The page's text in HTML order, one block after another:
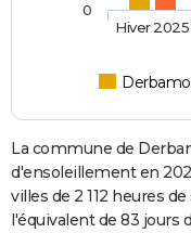
Hiver 2025
0
La commune de
d'ensoleillement en
villes de 2 112 heures de
l'équivalent de 83 jours